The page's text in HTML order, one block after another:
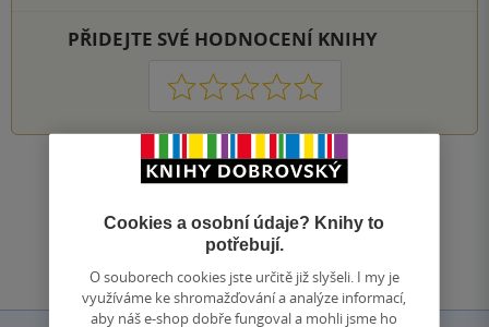
PŘIDEJTE SVÉ HODNOCENÍ KNIHY
1 2 3 4 5
Zobrazit všechna hodnocení
Přidat hodnocení
Cookies a osobní údaje? Knihy to
potřebují.
O souborech cookies jste určitě již slyšeli. I my je
využíváme ke shromažďování a analýze informací,
aby náš e-shop dobře fungoval a mohli jsme ho